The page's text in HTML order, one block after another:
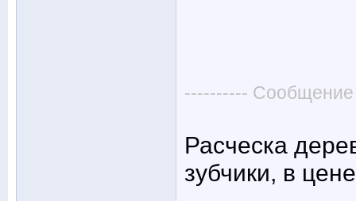
---------- Сообщение
Расческа
зубчики, в